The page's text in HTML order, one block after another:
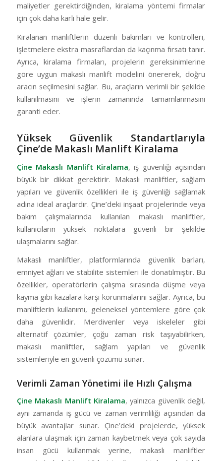
maliyetler gerektirdiğinden, kiralama yöntemi firmalar
için çok daha karlı hale gelir.
Kiralanan manliftlerin düzenli bakımları ve kontrolleri,
işletmelere ekstra masraflardan da kaçınma fırsatı tanır.
Ayrıca, kiralama firmaları, projelerin gereksinimlerine
göre uygun makaslı manlift modelini önererek, doğru
aracın seçilmesini sağlar. Bu, araçların verimli bir şekilde
kullanılmasını ve işlerin zamanında tamamlanmasını
garanti eder.
Yüksek Güvenlik Standartlarıyla
Çine’de Makaslı Manlift Kiralama
Çine Makaslı Manlift Kiralama, iş güvenliği açısından
büyük bir dikkat gerektirir. Makaslı manliftler, sağlam
yapıları ve güvenlik özellikleri ile iş güvenliği sağlamak
adına ideal araçlardır. Çine’deki inşaat projelerinde veya
bakım çalışmalarında kullanılan makaslı manliftler,
kullanıcıların yüksek noktalara güvenli bir şekilde
ulaşmalarını sağlar.
Makaslı manliftler, platformlarında güvenlik barları,
emniyet ağları ve stabilite sistemleri ile donatılmıştır. Bu
özellikler, operatörlerin çalışma sırasında düşme veya
kayma gibi kazalara karşı korunmalarını sağlar. Ayrıca, bu
manliftlerin kullanımı, geleneksel yöntemlere göre çok
daha güvenlidir. Merdivenler veya iskeleler gibi
alternatif çözümler, çoğu zaman risk taşıyabilirken,
makaslı manliftler, sağlam yapıları ve güvenlik
sistemleriyle en güvenli çözümü sunar.
Verimli Zaman Yönetimi ile Hızlı Çalışma
Çine Makaslı Manlift Kiralama, yalnızca güvenlik değil,
aynı zamanda iş gücü ve zaman verimliliği açısından da
büyük avantajlar sunar. Çine’deki projelerde, yüksek
alanlara ulaşmak için zaman kaybetmek veya çok sayıda
insan gücü kullanmak yerine, makaslı manliftler